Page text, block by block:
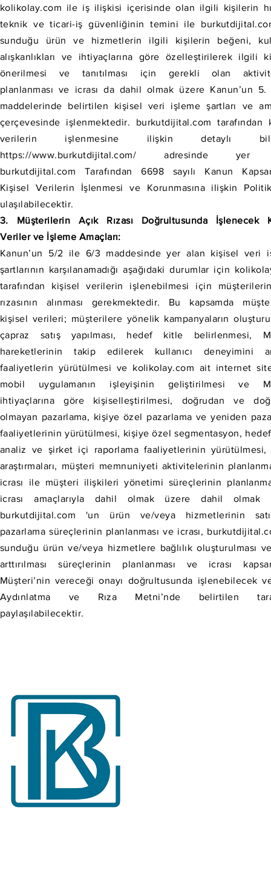
kolikolay.com ile iş ilişkisi içerisinde olan ilgili kişilerin
teknik ve ticari-iş güvenliğinin temini ile
sunduğu ürün ve hizmetlerin ilgili kişilerin beğeni,
alışkanlıkları ve ihtiyaçlarına göre özelleştirilerek ilgili
önerilmesi ve tanıtılması için gerekli olan
planlanması ve icrası da dahil olmak üzere Kanun’un
maddelerinde belirtilen kişisel veri işleme şartları ve
çerçevesinde işlenmektedir. burkutdijital.com tarafından
verilerin işlenmesine ilişkin detaylı
https://www.burkutdijital.com/ adresinde yer
burkutdijital.com Tarafından 6698 sayılı Kanun
Kişisel Verilerin İşlenmesi ve Korunmasına ilişkin
ulaşılabilecektir.
3. Müşterilerin Açık Rızası Doğrultusunda İşlenecek
Veriler ve İşleme Amaçları:
Kanun’un 5/2 ile 6/3 maddesinde yer alan kişisel veri
şartlarının karşılanamadığı aşağıdaki durumlar için
tarafından kişisel verilerin işlenebilmesi için
rızasının alınması gerekmektedir. Bu kapsamda
kişisel verileri; müşterilere yönelik kampanyaların
çapraz satış yapılması, hedef kitle belirlenmesi,
hareketlerinin takip edilerek kullanıcı deneyimini
faaliyetlerin yürütülmesi ve kolikolay.com ait internet
mobil uygulamanın işleyişinin geliştirilmesi ve
ihtiyaçlarına göre kişiselleştirilmesi, doğrudan ve
olmayan pazarlama, kişiye özel pazarlama ve yeniden
faaliyetlerinin yürütülmesi, kişiye özel segmentasyon,
analiz ve şirket içi raporlama faaliyetlerinin yürütülmesi,
araştırmaları, müşteri memnuniyeti aktivitelerinin
icrası ile müşteri ilişkileri yönetimi süreçlerinin
icrası amaçlarıyla dahil olmak üzere dahil olmak
burkutdijital.com 'un ürün ve/veya hizmetlerinin
pazarlama süreçlerinin planlanması ve icrası,
sunduğu ürün ve/veya hizmetlere bağlılık oluşturulması
arttırılması süreçlerinin planlanması ve icrası
Müşteri’nin vereceği onayı doğrultusunda işlenebilecek
Aydınlatma ve Rıza Metni’nde belirtilen
paylaşılabilecektir.